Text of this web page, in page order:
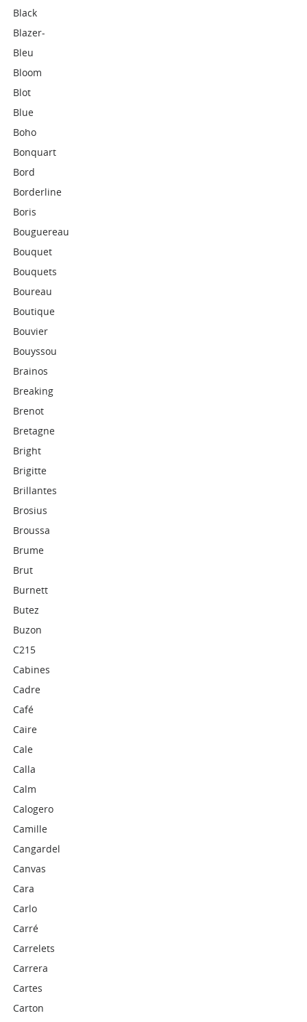
Black
Blazer-
Bleu
Bloom
Blot
Blue
Boho
Bonquart
Bord
Borderline
Boris
Bouguereau
Bouquet
Bouquets
Boureau
Boutique
Bouvier
Bouyssou
Brainos
Breaking
Brenot
Bretagne
Bright
Brigitte
Brillantes
Brosius
Broussa
Brume
Brut
Burnett
Butez
Buzon
C215
Cabines
Cadre
Café
Caire
Cale
Calla
Calm
Calogero
Camille
Cangardel
Canvas
Cara
Carlo
Carré
Carrelets
Carrera
Cartes
Carton